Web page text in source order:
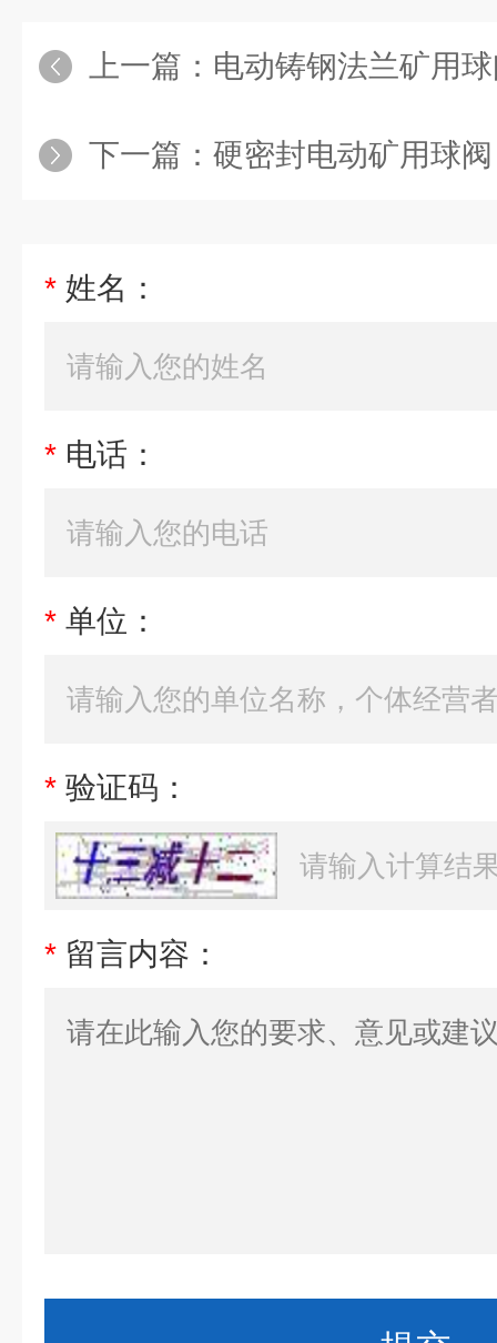
上一篇： 电动铸钢法兰矿用
下一篇： 硬密封电动矿用球阀
* 姓名：
* 电话：
* 单位：
* 验证码：
* 留言内容：